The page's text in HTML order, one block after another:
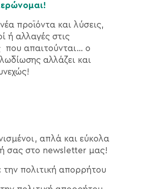
προϊόντα και λύσεις,
ή αλλαγές στις
που απαιτούνται… ο
αλλάζει και
απλά και εύκολα
σας στο newsletter μας!
πολιτική απορρήτου